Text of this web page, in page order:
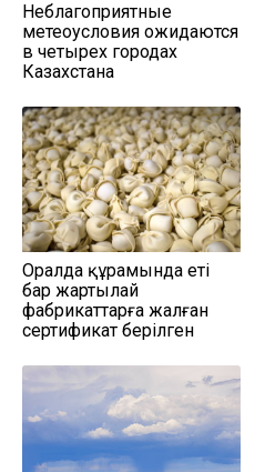
Неблагоприятные
метеоусловия ожидаются
в четырех городах
Казахстана
Оралда құрамында еті
бар жартылай
фабрикаттарға жалған
сертификат берілген